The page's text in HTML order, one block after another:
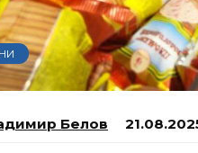
Белов